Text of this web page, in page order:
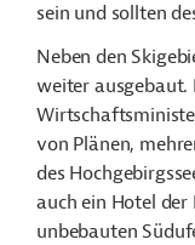
sein und sollten
Neben den
weiter ausgebaut.
von Plänen,
des
auch ein Hotel
unbebauten